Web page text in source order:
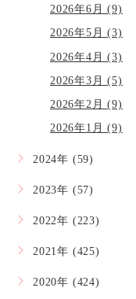
2026年6月 (9)
2026年5月 (3)
2026年4月 (3)
2026年3月 (5)
2026年2月 (9)
2026年1月 (9)
2024年 (59)
2023年 (57)
2022年 (223)
2021年 (425)
2020年 (424)